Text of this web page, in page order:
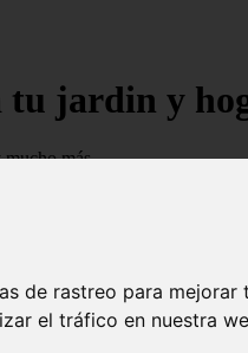
de rastreo para
el tráfico en nuestra
tu jardin y
más...